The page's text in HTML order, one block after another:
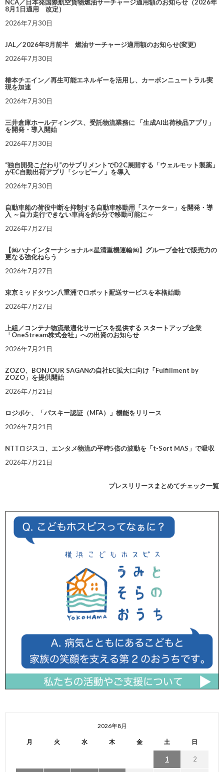
NCA／日本発国際航空貨物燃油サーチャージ適用額のお知らせ（2026年
8月1日適用 改定）
2026年7月30日
JAL／2026年8月前半 燃油サーチャージ適用額のお知らせ(変更)
2026年7月30日
椿本チエイン／再生可能エネルギーを活用し、カーボンニュートラル実
現を加速
2026年7月30日
三井倉庫ホールディングス、受託物流業務に 「生成AI出荷検品アプリ」
を開発・導入開始
2026年7月30日
“独自開発こだわり”のサプリメントでD2C展開する「ウェルモット製薬」
がEC自動出荷アプリ「シッピーノ」を導入
2026年7月30日
自動車船の荷役中断を抑制する自動車移動用「スケーター」を開発・導
入 ～自力走行できない車両を約5分で移動可能に～
2026年7月27日
【㈱ハナインターナショナル×星清重機運輸㈱】グループ会社で販売力の
更なる強化ねらう
2026年7月27日
東京ミッドタウン八重洲でロボット配送サービスを本格始動
2026年7月27日
上組／コンテナ物流最適化サービスを提供する スタートアップ企業
「OneStream株式会社」への出資のお知らせ
2026年7月21日
ZOZO、BONJOUR SAGANの自社EC拡大に向け「Fulfillment by
ZOZO」を提供開始
2026年7月21日
ロジポケ、「パスキー認証（MFA）」機能をリリース
2026年7月21日
NTTロジスコ、エンタメ物流の平時5倍の波動を「t-Sort MAS」で吸収
2026年7月21日
プレスリリースまとめてチェック一覧
2026年8月
月 火 水 木 金 土 日
1 2